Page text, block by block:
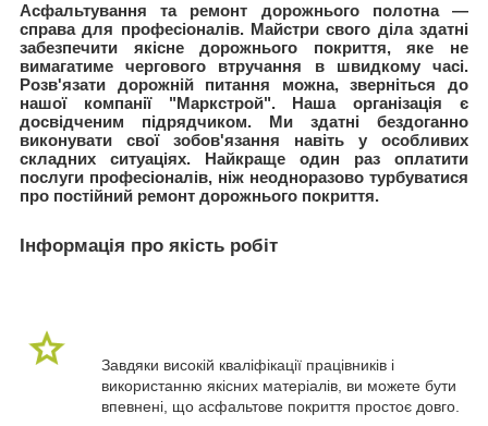
Асфальтування та ремонт дорожнього полотна —
справа для професіоналів. Майстри свого діла здатні
забезпечити якісне дорожнього покриття, яке не
вимагатиме чергового втручання в швидкому часі.
Розв'язати дорожній питання можна, зверніться до
нашої компанії "Маркстрой". Наша організація є
досвідченим підрядчиком. Ми здатні бездоганно
виконувати свої зобов'язання навіть у особливих
складних ситуаціях. Найкраще один раз оплатити
послуги професіоналів, ніж неодноразово турбуватися
про постійний ремонт дорожнього покриття.
Інформація про якість робіт
Завдяки високій кваліфікації працівників і
використанню якісних матеріалів, ви можете бути
впевнені, що асфальтове покриття простоє довго.